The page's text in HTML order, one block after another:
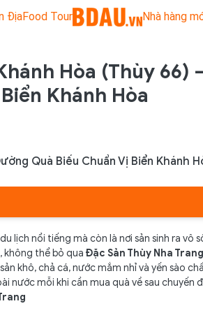
ĐịaFood Tour Nhà hàng
Hòa (Thùy 66)
Khánh Hòa
Quà Biếu Chuẩn Vị Biển Khánh
lịch nổi tiếng mà còn là nơi sản sinh ra vô
không thể bỏ qua Đặc Sản Thùy Nha
khô, chả cá, nước mắm nhỉ và yến sào
nước mỗi khi cần mua quà về sau chuyến